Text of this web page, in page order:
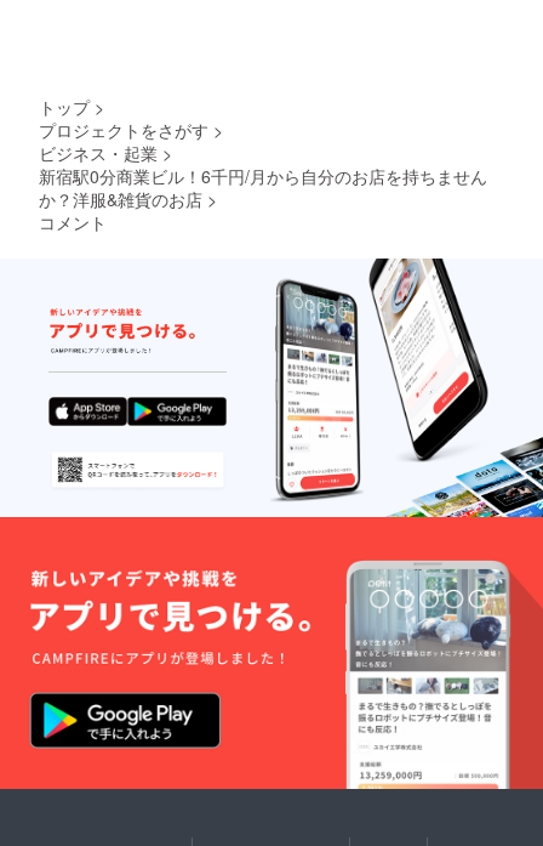
トップ >
プロジェクトをさがす >
ビジネス・起業 >
新宿駅0分商業ビル！6千円/月から自分のお店を持ちません
か？洋服&雑貨のお店 >
コメント